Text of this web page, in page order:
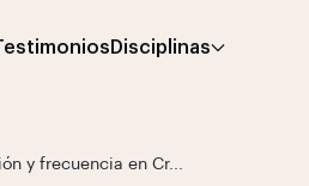
Disciplinas
y frecuencia en Cr...